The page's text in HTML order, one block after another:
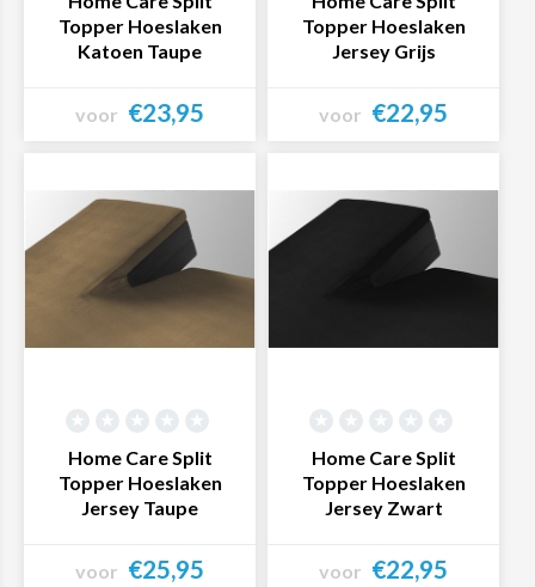
Topper Hoeslaken
Katoen Taupe
voor €23,95
Topper Hoeslaken
Jersey Grijs
voor €22,95
Home Care Split
Topper Hoeslaken
Jersey Taupe
voor €25,95
Home Care Split
Topper Hoeslaken
Jersey Zwart
voor €22,95